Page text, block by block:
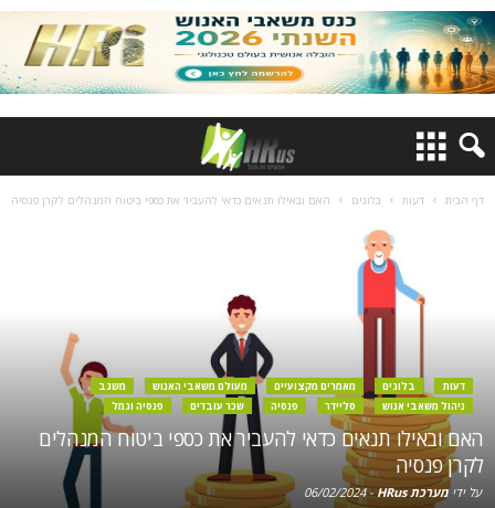
דף הבית דעות בלוגים האם ובאילו תנאים כדאי להעביר את כספי ביטוח המנהלים לקרן פנסיה
דעות בלוגים מאמרים מקצועיים מעולם משאבי האנוש
משגב
ניהול משאבי אנוש
סליידר פנסיה שכר עובדים פנסיה וגמל
האם ובאילו תנאים כדאי להעביר את כספי ביטוח המנהלים
לקרן פנסיה
על ידימערכת HRus -
06/02/2024